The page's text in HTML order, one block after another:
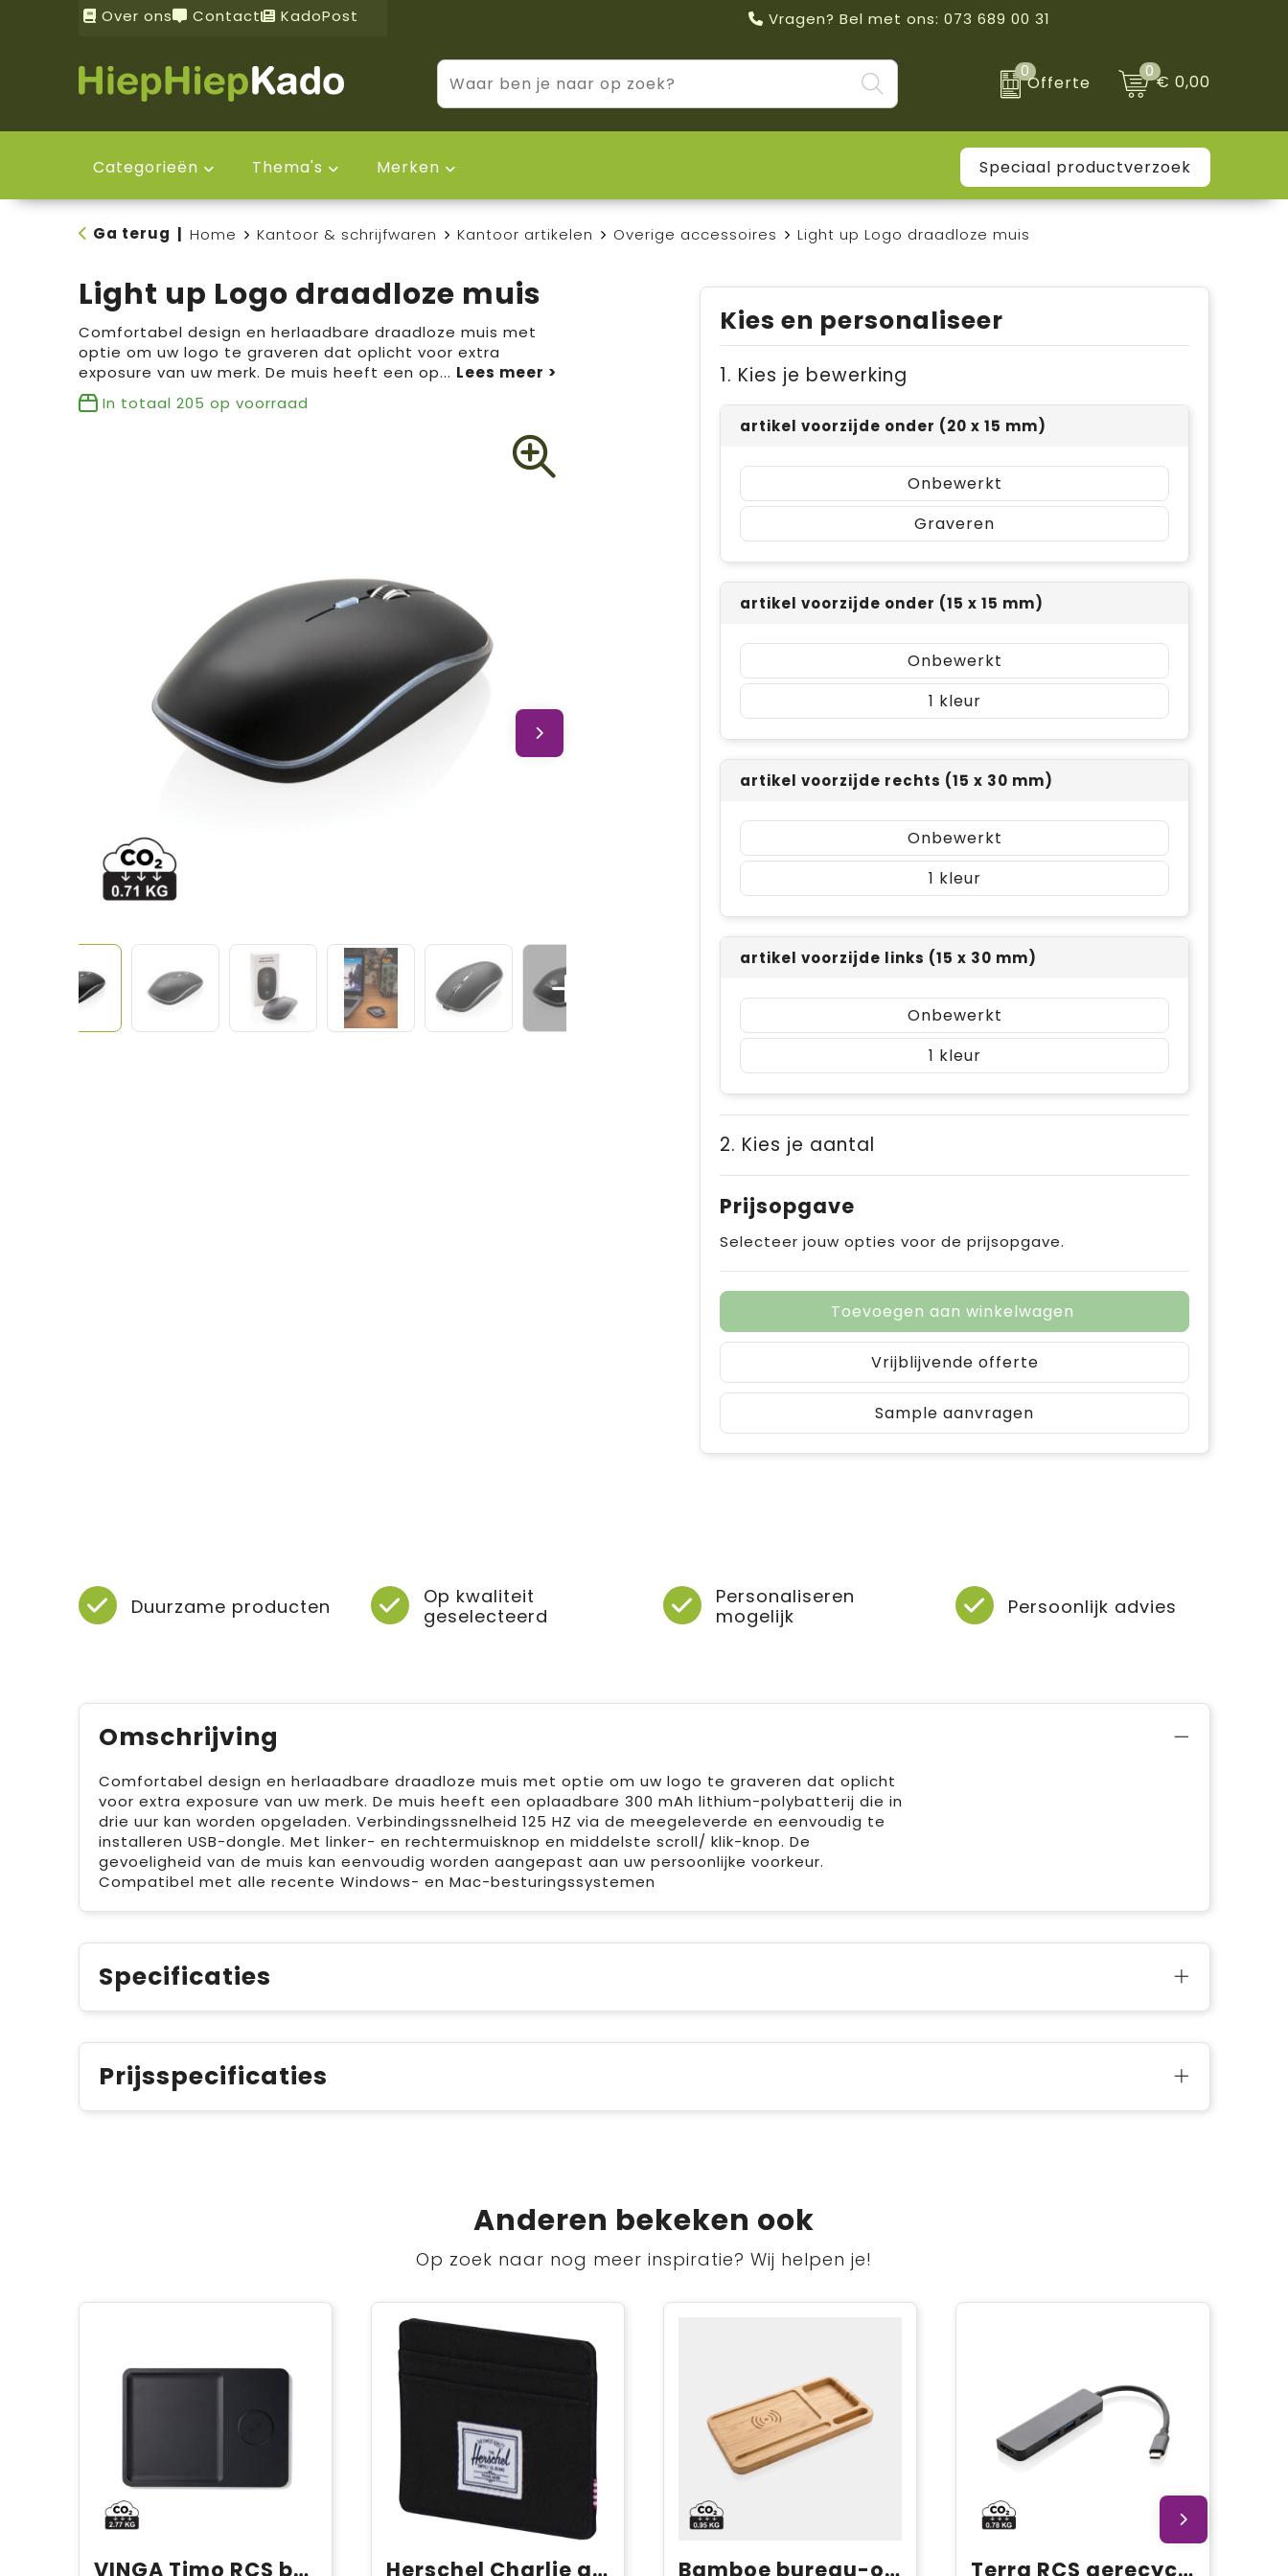
Over ons Contact KadoPost Vragen? Bel met ons: 073 689 00 31
0
Offerte
0€ 0,00
Categorieën Thema's Merken Speciaal productverzoek
Ga terug Home Kantoor & schrijfwaren Kantoor artikelen Overige accessoires Light up Logo draadloze muis
Light up Logo draadloze muis
Comfortabel design en herlaadbare draadloze muis met
optie om uw logo te graveren dat oplicht voor extra
exposure van uw merk. De muis heeft een op...
In totaal 205 op voorraad
Kies en personaliseer
1. Kies je bewerking
artikel voorzijde onder (20 x 15 mm)
Onbewerkt
Graveren
artikel voorzijde onder (15 x 15 mm)
Onbewerkt
1
artikel voorzijde rechts (15 x 30 mm)
Onbewerkt
1
artikel voorzijde links (15 x 30 mm)
Onbewerkt
1
2. Kies je aantal
Prijsopgave
Selecteer jouw opties voor de prijsopgave.
Toevoegen aan winkelwagen
Vrijblijvende offerte
Sample aanvragen
Duurzame producten
Op kwaliteit
geselecteerd
Personaliseren
mogelijk
Persoonlijk advies
Omschrijving
Comfortabel design en herlaadbare draadloze muis met optie om uw logo te graveren dat oplicht
voor extra exposure van uw merk. De muis heeft een oplaadbare 300 mAh lithium-polybatterij die in
drie uur kan worden opgeladen. Verbindingssnelheid 125 HZ via de meegeleverde en eenvoudig te
installeren USB-dongle. Met linker- en rechtermuisknop en middelste scroll/ klik-knop. De
gevoeligheid van de muis kan eenvoudig worden aangepast aan uw persoonlijke voorkeur.
Compatibel met alle recente Windows- en Mac-besturingssystemen
Specificaties
Prijsspecificaties
Anderen bekeken ook
Op zoek naar nog meer inspiratie? Wij helpen je!
VINGA Timo RCS bureauoplader en accessoirebakje Herschel Charlie gerecycleerde RFID-kaarthouder Bamboe bureau-organizer 10W draadloze oplader Terra RCS gerecycled aluminium hub met HDMI input